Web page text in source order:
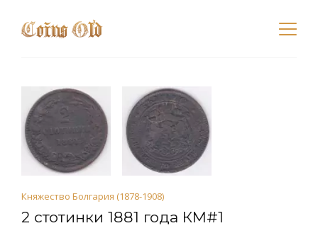
Княжество Болгария (1878-1908)
2 стотинки 1881 года КМ#1